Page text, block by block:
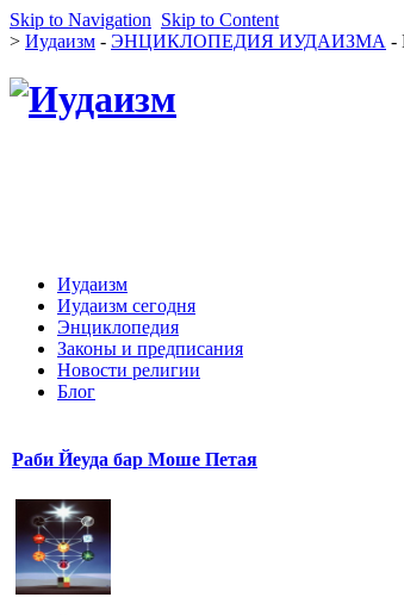
Skip to Navigation Skip to Content
> Иудаизм - ЭНЦИКЛОПЕДИЯ ИУДАИЗМА -
Иудаизм
Иудаизм сегодня
Энциклопедия
Законы и предписания
Новости религии
Блог
Раби Йеуда бар Моше Петая